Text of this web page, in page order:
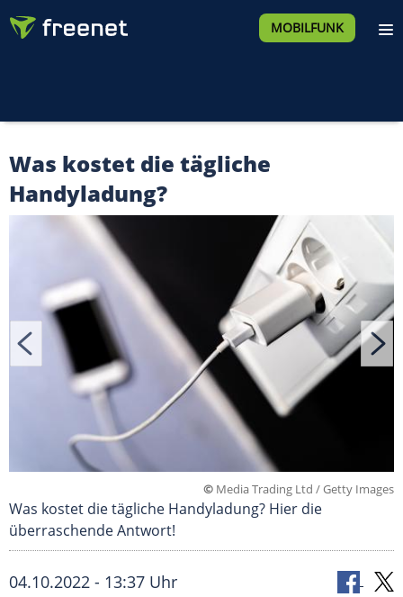
MOBILFUNK
Was kostet die tägliche
Handyladung?
© Media Trading Ltd / Getty Images
Was kostet die tägliche Handyladung? Hier die
überraschende Antwort!
04.10.2022 - 13:37 Uhr